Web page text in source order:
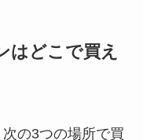
はどこで買え
の3つの場所で買